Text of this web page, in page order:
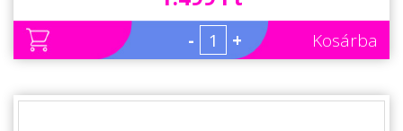
- + Kosárba